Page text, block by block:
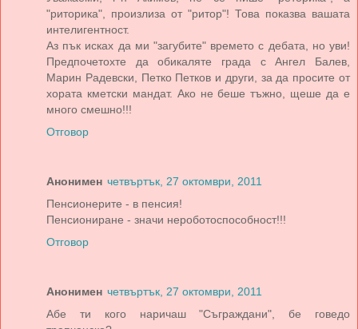
"риторика", произлиза от "ритор"! Това показва вашата
интелигентност.
Аз пък исках да ми "загубите" времето с дебата, но уви!
Предпочетохте да обикаляте града с Ангел Балев,
Марин Радевски, Петко Петков и други, за да просите от
хората кметски мандат. Ако не беше тъжно, щеше да е
много смешно!!!
Отговор
Анонимен четвъртък, 27 октомври, 2011
Пенсионерите - в пенсия!
Пенсиониране - значи нероботоспособност!!!
Отговор
Анонимен четвъртък, 27 октомври, 2011
Абе ти кого наричаш "Съграждани", бе говедо